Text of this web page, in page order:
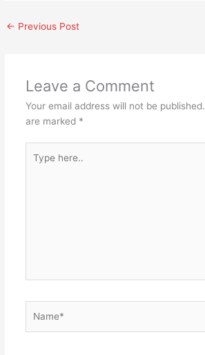
← Previous Post
Leave a Comment
Your email address will not be published.
are marked *
here..